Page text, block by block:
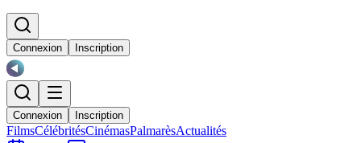
Connexion Inscription
Connexion Inscription
FilmsCélébritésCinémasPalmarèsActualités